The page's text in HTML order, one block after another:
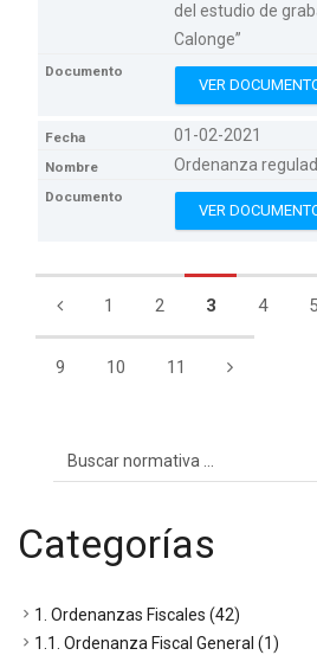
del estudio de
Calonge”
VER
01-02-2021
Ordenanza
VER
1 2 3 4 5
9 10 11
Categorías
1. Ordenanzas Fiscales (42)
1.1. Ordenanza Fiscal General (1)